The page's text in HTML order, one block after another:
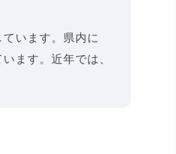
います。県内に
ます。近年では、